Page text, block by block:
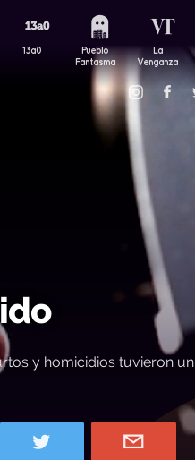
13a0
Pueblo
Fantasma
La
Venganza
y homicidios tuvieron un